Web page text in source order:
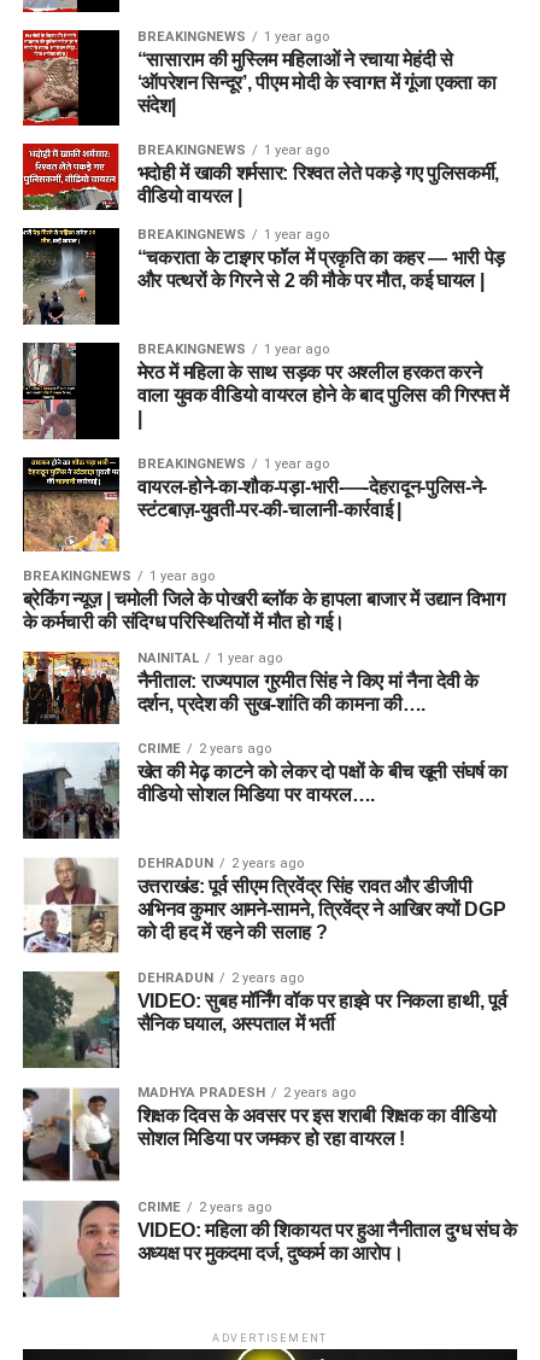
BREAKINGNEWS 1 year ago
“सासाराम की मुस्लिम महिलाओं ने रचाया मेहंदी से
‘ऑपरेशन सिन्दूर’, पीएम मोदी के स्वागत में गूंजा एकता का
संदेश|
BREAKINGNEWS 1 year ago
भदोही में खाकी शर्मसार: रिश्वत लेते पकड़े गए पुलिसकर्मी,
वीडियो वायरल |
BREAKINGNEWS 1 year ago
“चकराता के टाइगर फॉल में प्रकृति का कहर — भारी पेड़
और पत्थरों के गिरने से 2 की मौके पर मौत, कई घायल |
BREAKINGNEWS 1 year ago
मेरठ में महिला के साथ सड़क पर अश्लील हरकत करने
वाला युवक वीडियो वायरल होने के बाद पुलिस की गिरफ्त में
BREAKINGNEWS 1 year ago
वायरल-होने-का-शौक-पड़ा-भारी-—-देहरादून-पुलिस-ने-
स्टंटबाज़-युवती-पर-की-चालानी-कार्रवाई |
BREAKINGNEWS 1 year ago
ब्रेकिंग न्यूज़ | चमोली जिले के पोखरी ब्लॉक के हापला बाजार में उद्यान विभाग
के कर्मचारी की संदिग्ध परिस्थितियों में मौत हो गई।
NAINITAL 1 year ago
नैनीताल: राज्यपाल गुरमीत सिंह ने किए मां नैना देवी के
दर्शन, प्रदेश की सुख-शांति की कामना की….
CRIME 2 years ago
खेत की मेढ़ काटने को लेकर दो पक्षों के बीच खूनी संघर्ष का
वीडियो सोशल मिडिया पर वायरल….
DEHRADUN 2 years ago
उत्तराखंड: पूर्व सीएम त्रिवेंद्र सिंह रावत और डीजीपी
अभिनव कुमार आमने-सामने, त्रिवेंद्र ने आखिर क्यों DGP
को दी हद में रहने की सलाह ?
DEHRADUN 2 years ago
VIDEO: सुबह मॉर्निंग वॉक पर हाइवे पर निकला हाथी, पूर्व
सैनिक घयाल, अस्पताल में भर्ती
MADHYA PRADESH 2 years ago
शिक्षक दिवस के अवसर पर इस शराबी शिक्षक का वीडियो
सोशल मिडिया पर जमकर हो रहा वायरल !
CRIME 2 years ago
VIDEO: महिला की शिकायत पर हुआ नैनीताल दुग्ध संघ के
अध्यक्ष पर मुकदमा दर्ज, दुष्कर्म का आरोप।
ADVERTISEMENT